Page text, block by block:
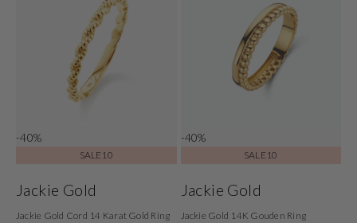
-40%
SALE10
Jackie Gold
Jackie Gold Cord 14 Karat Gold Ring
-40%
SALE10
Jackie Gold
Jackie Gold 14K Gouden Ring